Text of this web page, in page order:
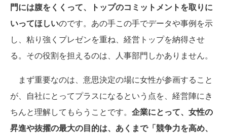
門には腹をくくって、トップのコミットメントを取りに
いってほしいのです。あの手この手でデータや事例を示
し、粘り強くプレゼンを重ね、経営トップを納得させ
る。その役割を担えるのは、人事部門しかありません。
まず重要なのは、意思決定の場に女性が参画すること
が、自社にとってプラスになるという点を、経営陣にき
ちんと理解してもらうことです。 企業にとって、女性の
昇進や抜擢の最大の目的は、あくまで「競争力を高め、